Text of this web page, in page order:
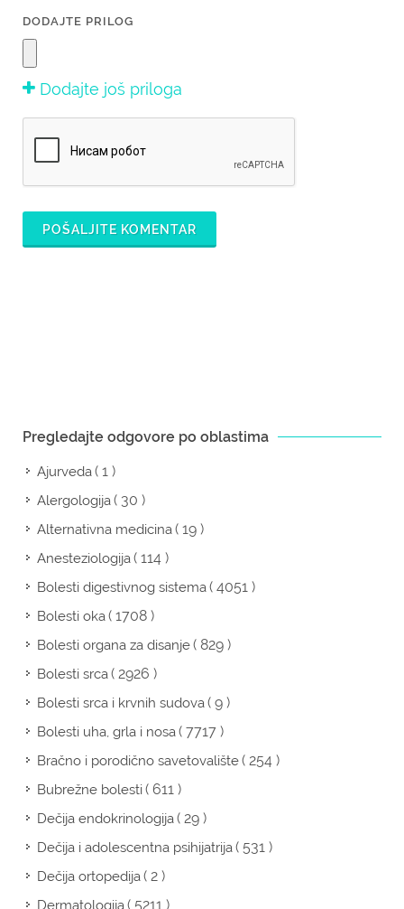
DODAJTE PRILOG
Dodajte još priloga
POŠALJITE KOMENTAR
Pregledajte odgovore po oblastima
Ajurveda( 1 )
Alergologija( 30 )
Alternativna medicina( 19 )
Anesteziologija( 114 )
Bolesti digestivnog sistema( 4051 )
Bolesti oka( 1708 )
Bolesti organa za disanje( 829 )
Bolesti srca( 2926 )
Bolesti srca i krvnih sudova( 9 )
Bolesti uha, grla i nosa( 7717 )
Bračno i porodično savetovalište( 254 )
Bubrežne bolesti( 611 )
Dečija endokrinologija( 29 )
Dečija i adolescentna psihijatrija( 531 )
Dečija ortopedija( 2 )
Dermatologija ( 5211 )